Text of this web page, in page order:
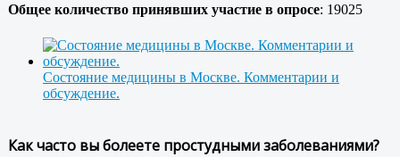
Общее количество принявших участие в опросе: 19025
Состояние медицины в Москве. Комментарии и
обсуждение.
Как часто вы болеете простудными заболеваниями?